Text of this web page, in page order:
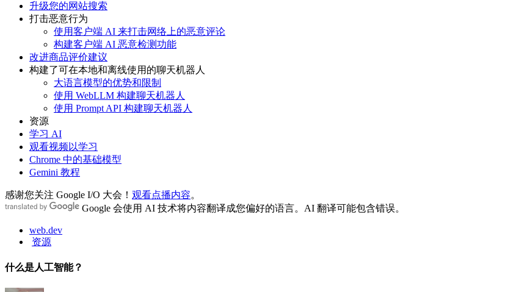
升级您的网站搜索
打击恶意行为
使用客户端 AI 来打击网络上的恶意评论
构建客户端 AI 恶意检测功能
改进商品评价建议
构建了可在本地和离线使用的聊天机器人
大语言模型的优势和限制
使用 WebLLM 构建聊天机器人
使用 Prompt API 构建聊天机器人
资源
学习 AI
观看视频以学习
Chrome 中的基础模型
Gemini 教程
感谢您关注 Google I/O 大会！ 观看点播内容。
Google 会使用 AI 技术将内容翻译成您偏好的语言。AI 翻译可能包含错误。
web.dev
资源
什么是人工智能？